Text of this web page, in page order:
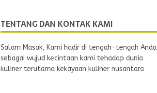
TENTANG DAN KONTAK KAMI
Salam Masak, Kami hadir di tengah-tengah Anda
sebagai wujud kecintaan kami tehadap dunia
kuliner terutama kekayaan kuliner nusantara